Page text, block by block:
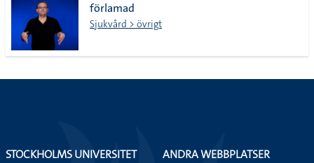
förlamad
Sjukvård > övrigt
STOCKHOLMS UNIVERSITET
ANDRA WEBBPLATSER